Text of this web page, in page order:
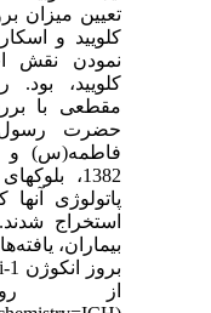
کلویید و
نمودن نقش
کلویید،
مقطعی با
حضرت رسول
1382،
پاتولوژی آنها
استخراج
بیماران،
از روش